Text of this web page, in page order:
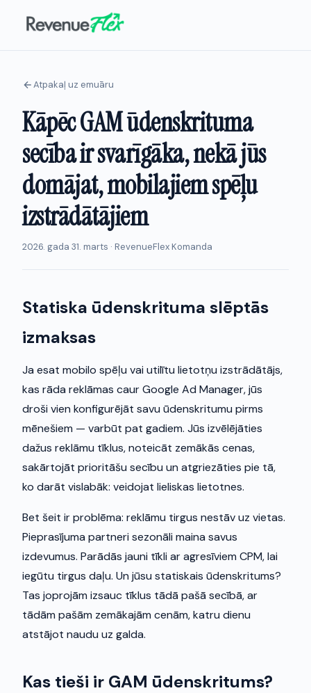
Atpakaļ uz emuāru
Kāpēc GAM ūdenskrituma
secība ir svarīgāka, nekā jūs
domājat, mobilajiem spēļu
izstrādātājiem
2026. gada 31. marts · RevenueFlex Komanda
Statiska ūdenskrituma slēptās
izmaksas
Ja esat mobilo spēļu vai utilītu lietotņu izstrādātājs,
kas rāda reklāmas caur Google Ad Manager, jūs
droši vien konfigurējāt savu ūdenskritumu pirms
mēnešiem — varbūt pat gadiem. Jūs izvēlējāties
dažus reklāmu tīklus, noteicāt zemākās cenas,
sakārtojāt prioritāšu secību un atgriezāties pie tā,
ko darāt vislabāk: veidojat lieliskas lietotnes.
Bet šeit ir problēma: reklāmu tirgus nestāv uz vietas.
Pieprasījuma partneri sezonāli maina savus
izdevumus. Parādās jauni tīkli ar agresīviem CPM, lai
iegūtu tirgus daļu. Un jūsu statiskais ūdenskritums?
Tas joprojām izsauc tīklus tādā pašā secībā, ar
tādām pašām zemākajām cenām, katru dienu
atstājot naudu uz galda.
Kas tieši ir GAM ūdenskritums?